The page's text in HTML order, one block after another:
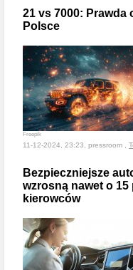
21 vs 7000:
Polsce
Freepik
11-12-2024, 23:23, pressroom ,
Bezpieczniejsze
wzrosną nawet o
kierowców